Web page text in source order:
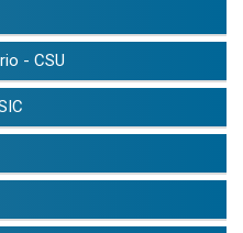
- CSU